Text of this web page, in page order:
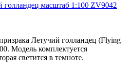
голландец масштаб 1:100 ZV9042
Летучий голландец (Flying
Модель комплектуется
светится в темноте.